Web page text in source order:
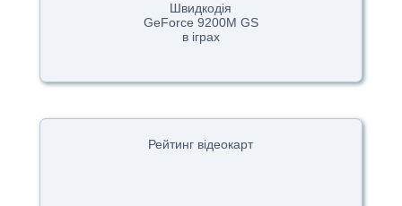
Швидкодія
GeForce 9200M GS
в іграх
Рейтинг відеокарт